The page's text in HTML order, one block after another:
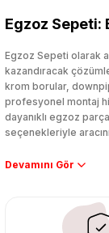
Egzoz Sepeti:
Egzoz Sepeti olarak
kazandıracak
krom borular,
profesyonel montaj
dayanıklı egzoz
seçenekleriyle
Performans artışı
çıkma orijinal ürünler
tasarımını ve